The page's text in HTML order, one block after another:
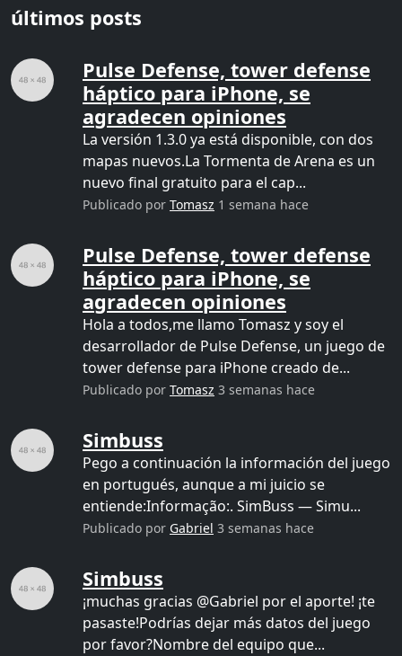
últimos posts
Pulse Defense, tower defense
háptico para iPhone, se
agradecen opiniones
La versión 1.3.0 ya está disponible, con dos
mapas nuevos.La Tormenta de Arena es un
nuevo final gratuito para el cap...
Publicado por Tomasz 1 semana hace
Pulse Defense, tower defense
háptico para iPhone, se
agradecen opiniones
Hola a todos,me llamo Tomasz y soy el
desarrollador de Pulse Defense, un juego de
tower defense para iPhone creado de...
Publicado por Tomasz 3 semanas hace
Simbuss
Pego a continuación la información del juego
en portugués, aunque a mi juicio se
entiende:Informação:. SimBuss — Simu...
Publicado por Gabriel 3 semanas hace
Simbuss
¡muchas gracias @Gabriel por el aporte! ¡te
pasaste!Podrías dejar más datos del juego
por favor?Nombre del equipo que...